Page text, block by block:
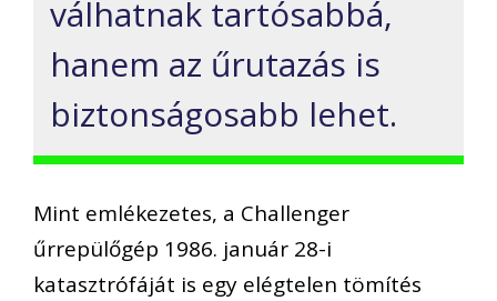
válhatnak tartósabbá,
hanem az űrutazás is
biztonságosabb lehet.
Mint emlékezetes, a Challenger
űrrepülőgép 1986. január 28-i
katasztrófáját is egy elégtelen tömítés